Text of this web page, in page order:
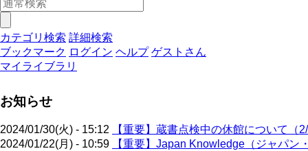
カテゴリ検索 詳細検索
ブックマーク ログイン ヘルプ ゲストさん
マイライブラリ
お知らせ
2024/01/30(火) - 15:12
【重要】蔵書点検中の休館について（
2024/01/22(月) - 10:59
【重要】Japan Knowledge（ジャパ